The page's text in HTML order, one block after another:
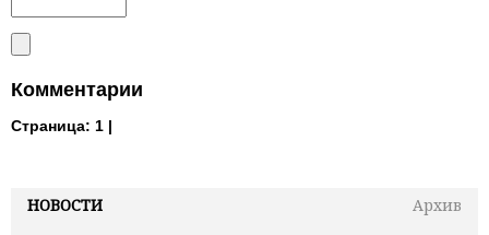
НОВОСТИ
Архив
Комментарии
Страница: 1 |